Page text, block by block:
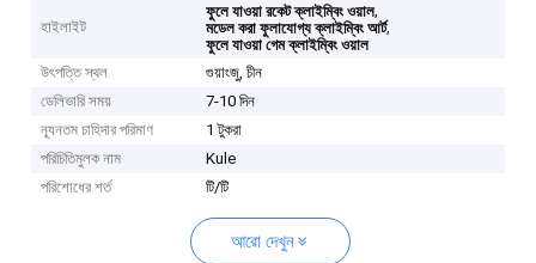
হাইলাইট
ফুলে যাওয়া রকেট ক্লাইম্বিং ওয়াল,
মডেল করা ফুলাযোগ্য ক্লাইম্বিং আর্ট,
ফুলে যাওয়া গেম ক্লাইম্বিং ওয়াল
উৎপত্তি স্থল
গুয়াংজু, চীন
ডেলিভারি সময়
7-10 দিন
ন্যূনতম চাহিদার পরিমাণ
1 টুকরা
পরিচিতিমুলক নাম
Kule
পরিশোধের শর্ত
টি/টি
আরো দেখুন